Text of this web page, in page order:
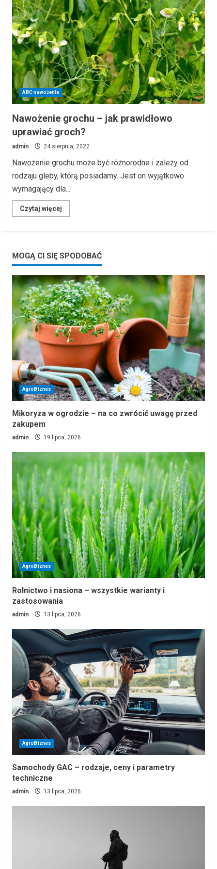
ABC nawożenia
Nawożenie grochu – jak prawidłowo
uprawiać groch?
admin 24 sierpnia, 2022
Nawożenie grochu może być różnorodne i zależy od
rodzaju gleby, którą posiadamy. Jest on wyjątkowo
wymagający dla...
Czytaj więcej
more
prawidłowo
uprawiać
MOGĄ CI SIĘ SPODOBAĆ
AgroBiznes
Mikoryza w ogrodzie – na co zwrócić uwagę przed
zakupem
admin 19 lipca, 2026
AgroBiznes
Rolnictwo i nasiona – wszystkie warianty i
zastosowania
admin 13 lipca, 2026
AgroBiznes
Samochody GAC – rodzaje, ceny i parametry
techniczne
admin 13 lipca, 2026